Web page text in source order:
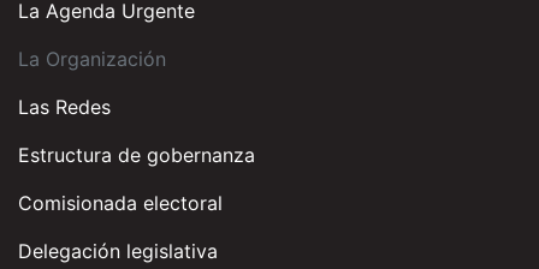
La Agenda Urgente
La Organización
Las Redes
Estructura de gobernanza
Comisionada electoral
Delegación legislativa